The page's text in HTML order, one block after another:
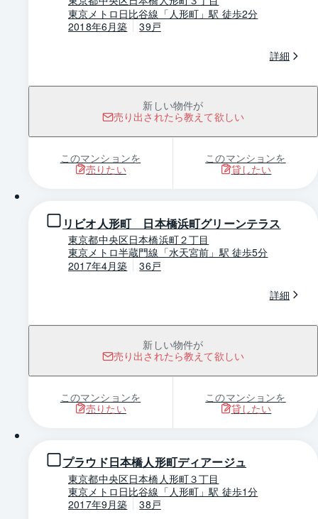
東京メトロ日比谷線「人形町」駅 徒歩2分
2018年6月築
39戸
詳細
新しい物件が
売り出されたら教えて欲しい
このマンションを
売りたい
このマンションを
貸したい
リビオ人形町 日本橋浜町グリーンテラス
東京都中央区日本橋浜町２丁目
東京メトロ半蔵門線「水天宮前」駅 徒歩5分
2017年4月築
36戸
詳細
新しい物件が
売り出されたら教えて欲しい
このマンションを
売りたい
このマンションを
貸したい
プラウド日本橋人形町ディアージュ
東京都中央区日本橋人形町３丁目
東京メトロ日比谷線「人形町」駅 徒歩1分
2017年9月築
38戸